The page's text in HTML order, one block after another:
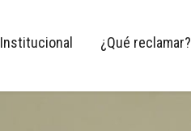
Institucional ¿Qué reclamar?